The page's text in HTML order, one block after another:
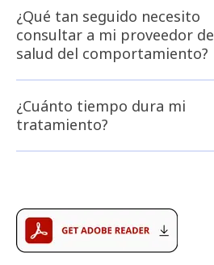
¿Qué tan seguido necesito
consultar a mi proveedor de
salud del comportamiento?
¿Cuánto tiempo dura mi
tratamiento?